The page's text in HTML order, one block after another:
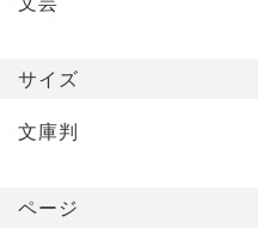
サイズ
文庫判
ページ